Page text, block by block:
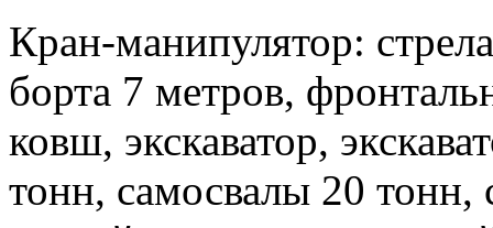
Кран-манипулятор:
борта 7 метров,
ковш, экскаватор,
тонн, самосвалы 20